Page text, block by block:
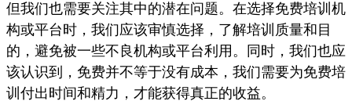
但我们也需要关注其中的潜在问题。在选择免费培训机
构或平台时，我们应该审慎选择，了解培训质量和目
的，避免被一些不良机构或平台利用。同时，我们也应
该认识到，免费并不等于没有成本，我们需要为免费培
训付出时间和精力，才能获得真正的收益。